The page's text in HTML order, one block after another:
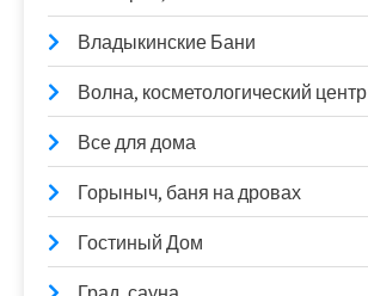
Владыкинские Бани
Волна, косметологический центр
Все для дома
Горыныч, баня на дровах
Гостиный Дом